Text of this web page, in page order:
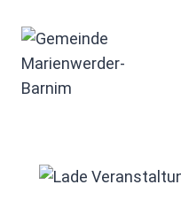
Inhalt
springen